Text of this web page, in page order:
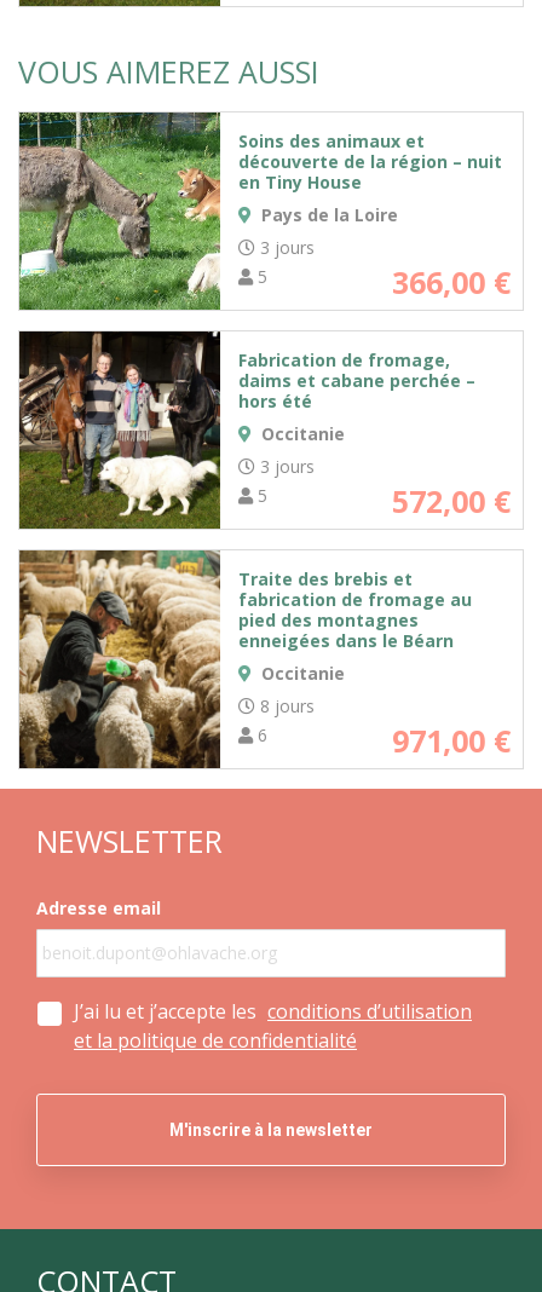
VOUS AIMEREZ AUSSI
Soins des animaux et
découverte de la région – nuit
en Tiny House
Pays de la Loire
3 jours
5
366,00 €
Fabrication de fromage,
daims et cabane perchée –
hors été
Occitanie
3 jours
5
572,00 €
Traite des brebis et
fabrication de fromage au
pied des montagnes
enneigées dans le Béarn
Occitanie
8 jours
6
971,00 €
NEWSLETTER
Adresse email
J’ai lu et j’accepte les conditions d’utilisation
et la politique de confidentialité
CONTACT